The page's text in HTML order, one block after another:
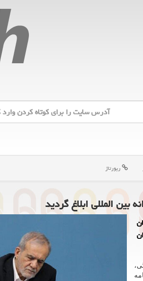
رپورتاژ
بین ­المللی ابلاغ گردید